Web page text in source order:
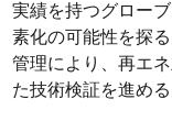
実績を持つグロー
素化の可能性を探
管理により、再エ
た技術検証を進める